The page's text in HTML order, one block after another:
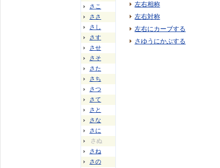
さこ
ささ
さし
さす
させ
さそ
さた
さち
さつ
さて
さと
さな
さに
さぬ
さね
さの
左右相称
左右対称
左右にカーブする
さゆうにかぶする